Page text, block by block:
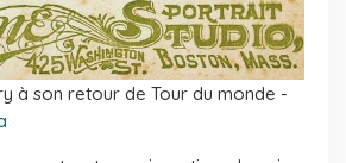
à son retour de Tour du monde -